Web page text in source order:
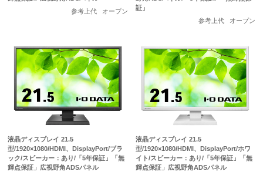
参考上代
オープン
証」
参考上代
オープン
液晶ディスプレイ 21.5
型/1920×1080/HDMI、DisplayPort/ブラ
ック/スピーカー：あり/「5年保証」「無
輝点保証」広視野角ADSパネル
液晶ディスプレイ 21.5
型/1920×1080/HDMI、DisplayPort/ホワ
イト/スピーカー：あり/「5年保証」「無
輝点保証」広視野角ADSパネル